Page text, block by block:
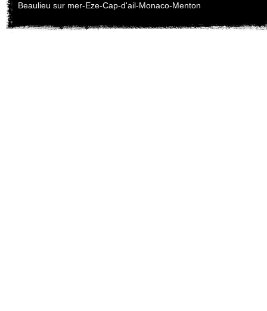
Beaulieu sur mer-Eze-Cap-d'ail-Monaco-Menton